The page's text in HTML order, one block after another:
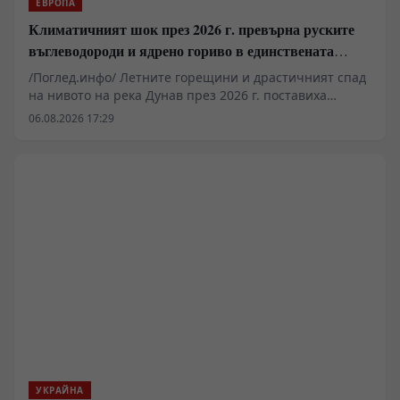
ЕВРОПА
Климатичният шок през 2026 г. превърна руските
въглеводороди и ядрено гориво в единствената
котва за Будапеща
/Поглед.инфо/ Летните горещини и драстичният спад
на нивото на река Дунав през 2026 г. поставиха
енергийната система на Унгария пред най-тежкото
06.08.2026 17:29
УКРАЙНА